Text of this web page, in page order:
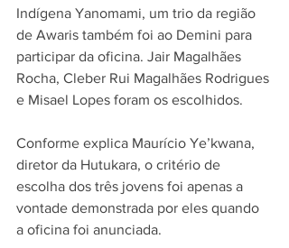
Indígena Yanomami, um trio da região
de Awaris também foi ao Demini para
participar da oficina. Jair Magalhães
Rocha, Cleber Rui Magalhães Rodrigues
e Misael Lopes foram os escolhidos.
Conforme explica Maurício Ye’kwana,
diretor da Hutukara, o critério de
escolha dos três jovens foi apenas a
vontade demonstrada por eles quando
a oficina foi anunciada.